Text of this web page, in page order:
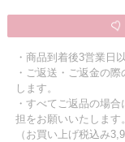
・商品到着後3営業日
・ご返送・ご返金の
します。
・すべてご返品の場
担をお願いいたします。
（お買い上げ税込み